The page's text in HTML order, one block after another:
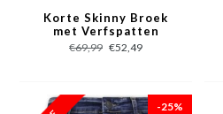
Korte Skinny Broek
met Verfspatten
Heren -1008-SH-
Blauw
€69,99 €52,49
-25%